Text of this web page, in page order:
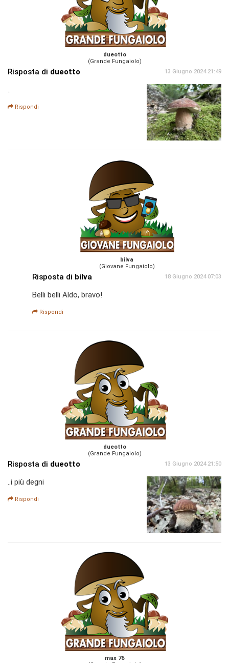
dueotto
(Grande Fungaiolo)
Risposta di dueotto 13 Giugno 2024 21:49
..
Rispondi
bilva
(Giovane Fungaiolo)
Risposta di bilva 18 Giugno 2024 07:03
Belli belli Aldo, bravo!
Rispondi
dueotto
(Grande Fungaiolo)
Risposta di dueotto 13 Giugno 2024 21:50
..i più degni
Rispondi
max 76